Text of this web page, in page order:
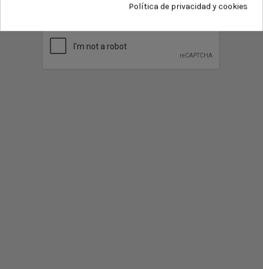
Consiento el uso de mis datos personales para recibir publicidad
Política de privacidad y cookies